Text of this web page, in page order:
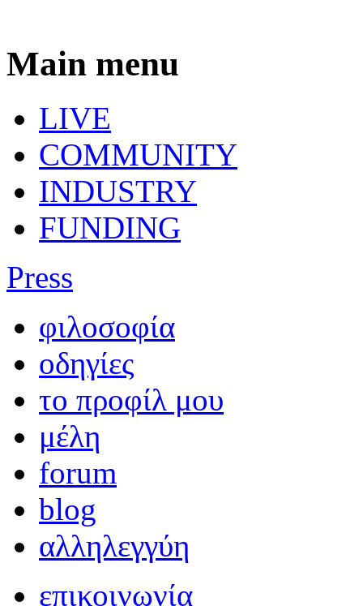
Main menu
LIVE
COMMUNITY
INDUSTRY
FUNDING
Press
φιλοσοφία
οδηγίες
το προφίλ μου
μέλη
forum
blog
αλληλεγγύη
επικοινωνία